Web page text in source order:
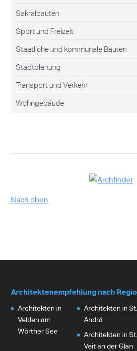
Sakralbauten
Sport und Freizeit
Staatliche und kommunale Bauten
Stadtplanung
Transport und Verkehr
Wohngebäude
Nach oben
Architektenempfehlung nach
Architekten in
Velden am
Wörther See
Architekten in St.
Andrä
Architekten in St.
Veit an der Glan